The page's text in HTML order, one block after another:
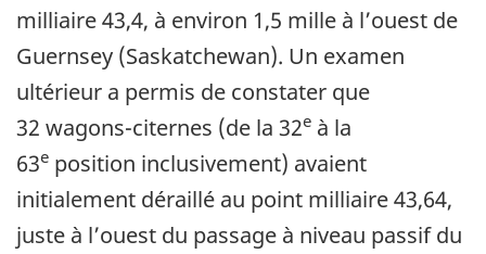
milliaire 43,4, à environ 1,5 mille à l’ouest de
Guernsey (Saskatchewan). Un examen
ultérieur a permis de constater que
32 wagons-citernes (de la 32e à la
63e position inclusivement) avaient
initialement déraillé au point milliaire 43,64,
juste à l’ouest du passage à niveau passif du